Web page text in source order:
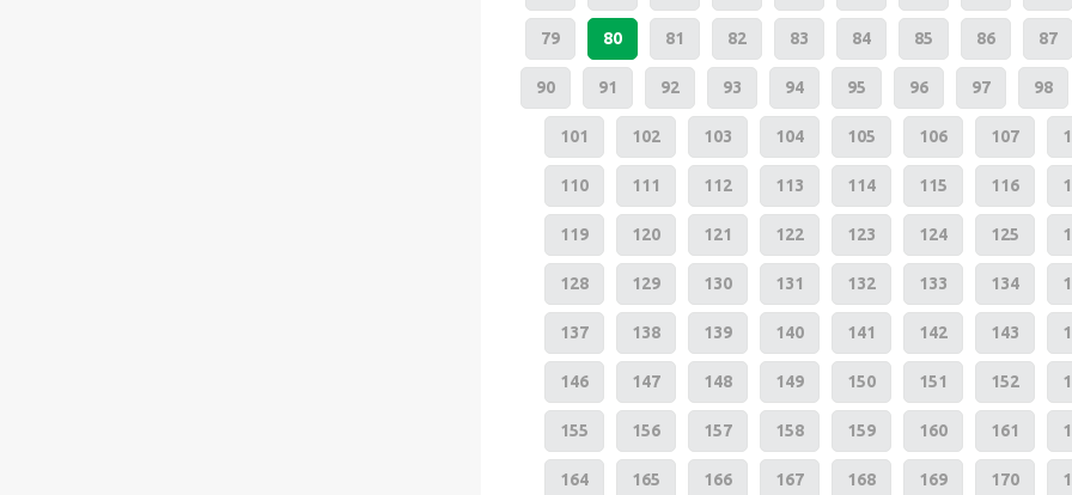
79 80 81 82 83 84 85 86 87
90 91 92 93 94 95 96 97 98
101 102 103 104 105 106 107
110 111 112 113 114 115 116
119 120 121 122 123 124 125
128 129 130 131 132 133 134
137 138 139 140 141 142 143
146 147 148 149 150 151 152
155 156 157 158 159 160 161
164 165 166 167 168 169 170